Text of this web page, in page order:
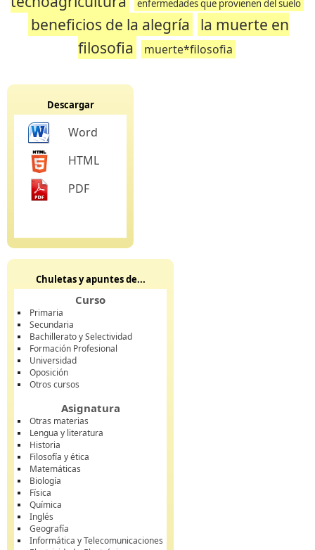
enfermedades que provienen del suelo
beneficios de la alegría la muerte en
filosofia
muerte*filosofia
Descargar
Word
HTML
PDF
Chuletas y apuntes de...
Curso
Primaria
Secundaria
Bachillerato y Selectividad
Formación Profesional
Universidad
Oposición
Otros cursos
Asignatura
Otras materias
Lengua y literatura
Historia
Filosofía y ética
Matemáticas
Biología
Física
Química
Inglés
Geografía
Informática y Telecomunicaciones